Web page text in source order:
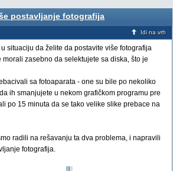
postavljanje fotografija
Idi na vrh
situaciju da želite da postavite više fotografija
zasebno da selektujete sa diska, što je
sa fotoaparata - one su bile po nekoliko
ih smanjujete u nekom grafičkom programu pre
po 15 minuta da se tako velike slike prebace na
radili na rešavanju ta dva problema, i napravili
fotografija.